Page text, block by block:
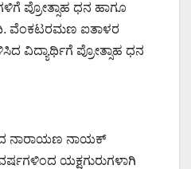
ಪ್ರೋತ್ಸಾಹ ಧನ ಹಾಗೂ
ದಿ. ವೆಂಕಟರಮಣ ಐತಾಳರ
ವಿದ್ಯಾರ್ಥಿಗೆ ಪ್ರೋತ್ಸಾಹ ಧನ
ನಾರಾಯಣ ನಾಯಕ್
ಯಕ್ಷಗುರುಗಳಾಗಿ